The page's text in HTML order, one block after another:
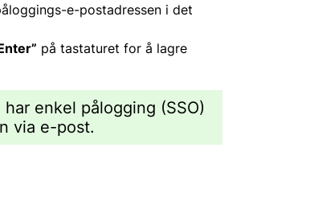
e-postadressen i det
på tastaturet for å lagre
enkel pålogging (SSO)
via e-post.